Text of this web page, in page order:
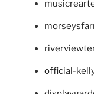
official-